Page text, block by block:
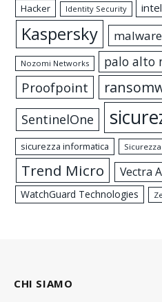
Hacker Identity Security
Kaspersky malware
Nozomi Networks palo alto
Proofpoint
SentinelOne
sicurezza informatica
Trend Micro Vectra
WatchGuard Technologies
CHI SIAMO